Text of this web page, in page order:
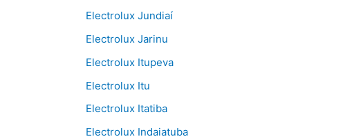
Electrolux Jundiaí
Electrolux Jarinu
Electrolux Itupeva
Electrolux Itu
Electrolux Itatiba
Electrolux Indaiatuba